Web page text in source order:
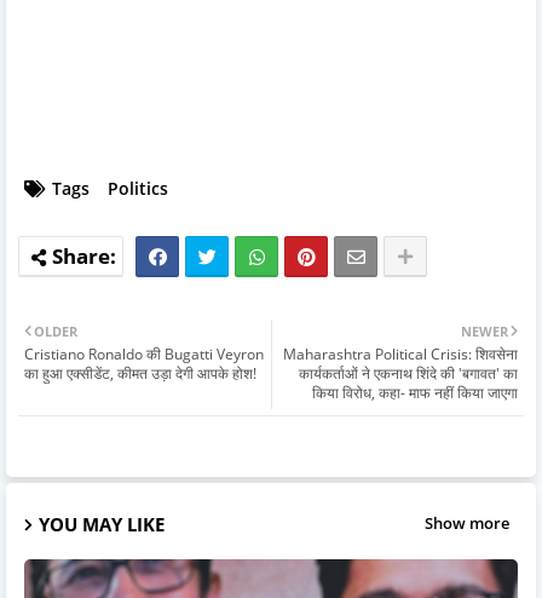
Tags Politics
NEWER
Maharashtra Political Crisis: शिवसेना
कार्यकर्ताओं ने एकनाथ शिंदे की 'बगावत' का
किया विरोध, कहा- माफ नहीं किया जाएगा
OLDER
Cristiano Ronaldo की Bugatti Veyron
का हुआ एक्सीडेंट, कीमत उड़ा देगी आपके होश!
YOU MAY LIKE Show more